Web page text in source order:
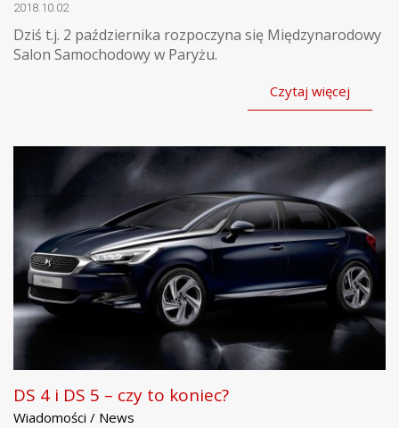
2018.10.02
Dziś t.j. 2 października rozpoczyna się Międzynarodowy
Salon Samochodowy w Paryżu.
Czytaj więcej
DS 4 i DS 5 – czy to koniec?
Wiadomości / News